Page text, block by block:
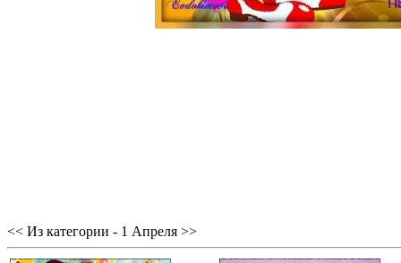
<< Из категории - 1 Апреля >>